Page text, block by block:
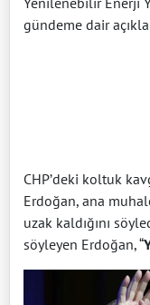
gündeme dair
CHP’deki koltuk
Erdoğan, ana
uzak kaldığını
söyleyen Erdoğan, “